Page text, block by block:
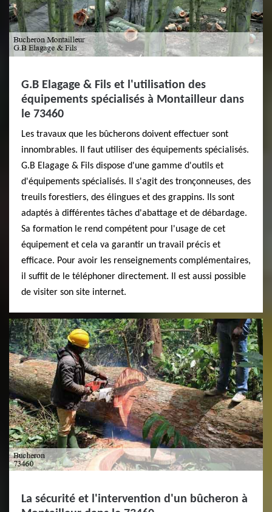
G.B Elagage & Fils et l'utilisation des
équipements spécialisés à Montailleur dans
le 73460
Les travaux que les bûcherons doivent effectuer sont
innombrables. Il faut utiliser des équipements spécialisés.
G.B Elagage & Fils dispose d'une gamme d'outils et
d'équipements spécialisés. Il s'agit des tronçonneuses, des
treuils forestiers, des élingues et des grappins. Ils sont
adaptés à différentes tâches d'abattage et de débardage.
Sa formation le rend compétent pour l'usage de cet
équipement et cela va garantir un travail précis et
efficace. Pour avoir les renseignements complémentaires,
il suffit de le téléphoner directement. Il est aussi possible
de visiter son site internet.
La sécurité et l'intervention d'un bûcheron à